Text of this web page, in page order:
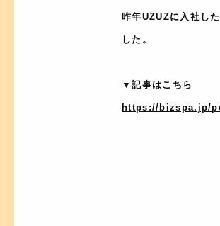
昨年UZUZに入社し
した。
▼記事はこちら
https://bizspa.jp/